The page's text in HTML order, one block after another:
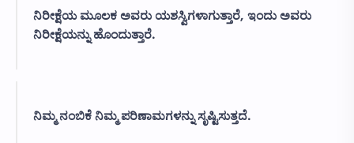
ನಿರೀಕ್ಷೆಯ ಮೂಲಕ ಅವರು ಯಶಸ್ವಿಗಳಾಗುತ್ತಾರೆ, ಇಂದು ಅವರು
ನಿರೀಕ್ಷೆಯನ್ನು ಹೊಂದುತ್ತಾರೆ.
ನಿಮ್ಮ ನಂಬಿಕೆ ನಿಮ್ಮ ಪರಿಣಾಮಗಳನ್ನು ಸೃಷ್ಟಿಸುತ್ತದೆ.